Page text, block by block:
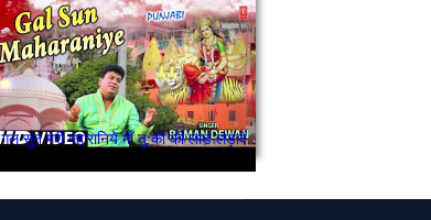
गल सुन मेरी महारानिये माँ तू की की लाड लड़ावे